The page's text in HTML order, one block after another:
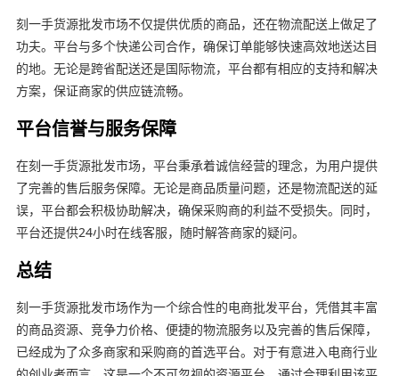
刻一手货源批发市场不仅提供优质的商品，还在物流配送上做足了
功夫。平台与多个快递公司合作，确保订单能够快速高效地送达目
的地。无论是跨省配送还是国际物流，平台都有相应的支持和解决
方案，保证商家的供应链流畅。
平台信誉与服务保障
在刻一手货源批发市场，平台秉承着诚信经营的理念，为用户提供
了完善的售后服务保障。无论是商品质量问题，还是物流配送的延
误，平台都会积极协助解决，确保采购商的利益不受损失。同时，
平台还提供24小时在线客服，随时解答商家的疑问。
总结
刻一手货源批发市场作为一个综合性的电商批发平台，凭借其丰富
的商品资源、竞争力价格、便捷的物流服务以及完善的售后保障，
已经成为了众多商家和采购商的首选平台。对于有意进入电商行业